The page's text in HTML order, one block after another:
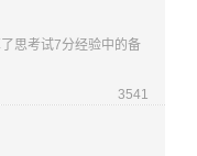
思考试7分经验中的备
3541